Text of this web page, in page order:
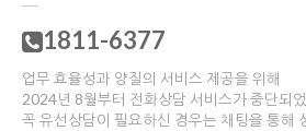
1811-6377
업무 효율성과 양질의 서비스 제공을 위해
2024년 8월부터 전화상담 서비스가 중단되
꼭 유선상담이 필요하신 경우는 채팅을 통해